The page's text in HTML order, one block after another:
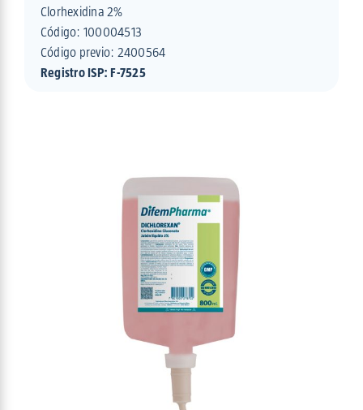
Clorhexidina 2%
Código: 100004513
Código previo: 2400564
Registro ISP: F-7525